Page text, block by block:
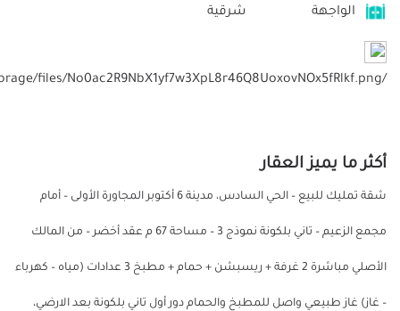
الواجهة شرقية
/storage/files/No0ac2R9NbX1yf7w3XpL8r46Q8UoxovNOx5fRlkf.png
أكثر ما يميز العقار
شقة تمليك للبيع – الحي السادس، مدينة 6 أكتوبر المجاورة الأولى – أمام
مجمع الزعيم – تاني بلكونة نموذج 3 – مساحة 67 م عقد أخضر – من المالك
الأصلي مباشرة 2 غرفة + ريسبشن + حمام + مطبخ 3 عدادات (مياه – كهرباء
– غاز) غاز طبيعي واصل للمطبخ والحمام دور أول تاني بلكونة بعد الارضي،